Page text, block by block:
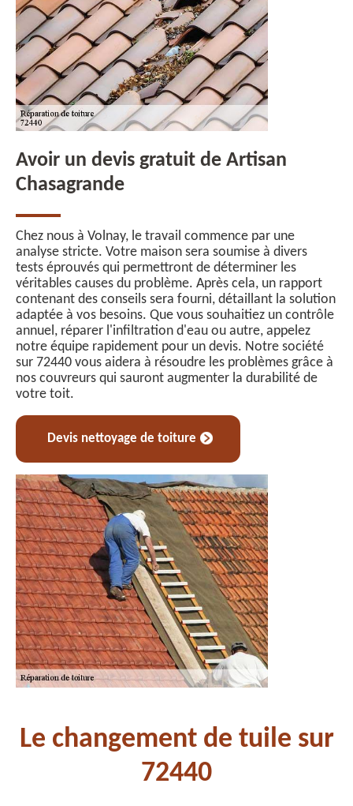
Avoir un devis gratuit de Artisan
Chasagrande
Chez nous à Volnay, le travail commence par une
analyse stricte. Votre maison sera soumise à divers
tests éprouvés qui permettront de déterminer les
véritables causes du problème. Après cela, un rapport
contenant des conseils sera fourni, détaillant la solution
adaptée à vos besoins. Que vous souhaitiez un contrôle
annuel, réparer l'infiltration d'eau ou autre, appelez
notre équipe rapidement pour un devis. Notre société
sur 72440 vous aidera à résoudre les problèmes grâce à
nos couvreurs qui sauront augmenter la durabilité de
votre toit.
Devis nettoyage de toiture
Le changement de tuile sur
72440